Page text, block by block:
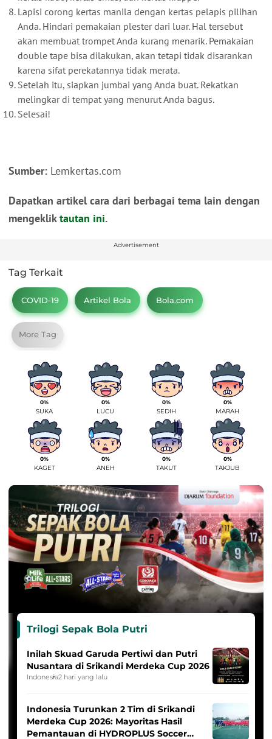
Lapisi corong kertas manila dengan kertas pelapis pilihan
Anda. Hindari pemakaian plester dari luar. Hal tersebut
akan membuat trompet Anda kurang menarik. Pemakaian
double tape bisa dilakukan, akan tetapi tidak disarankan
karena sifat perekatannya tidak merata.
Setelah itu, siapkan jumbai yang Anda buat. Rekatkan
melingkar di tempat yang menurut Anda bagus.
Selesai!
Sumber: Lemkertas.com
Dapatkan artikel cara dari berbagai tema lain dengan
mengekliktautan ini.
Advertisement
Tag Terkait
COVID-19 Artikel Bola Bola.com
More Tag
0%
SUKA
0%
LUCU
0%
SEDIH
0%
MARAH
0%
KAGET
0%
ANEH
0%
TAKUT
0%
TAKJUB
Trilogi Sepak Bola Putri
Inilah Skuad Garuda Pertiwi dan Putri
Nusantara di Srikandi Merdeka Cup 2026
Indonesia2 hari yang lalu
Indonesia Turunkan 2 Tim di Srikandi
Merdeka Cup 2026: Mayoritas Hasil
Pemantauan di HYDROPLUS Soccer